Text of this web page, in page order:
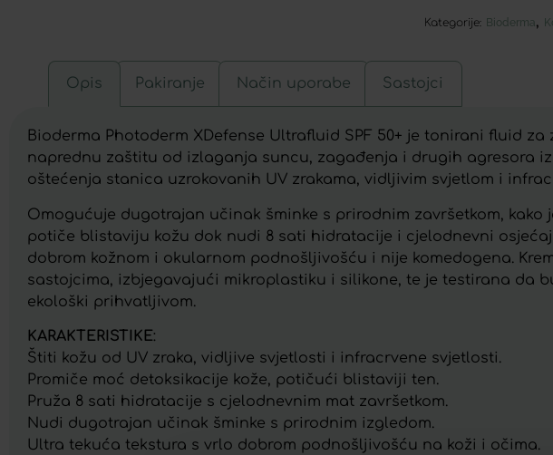
Kategorije: Bioderma,
Opis Pakiranje Način uporabe Sastojci
Bioderma Photoderm XDefense Ultrafluid SPF 50+ je tonirani fluid
naprednu zaštitu od izlaganja suncu, zagađenja i drugih agresora
oštećenja stanica uzrokovanih UV zrakama, vidljivim svjetlom i
Omogućuje dugotrajan učinak šminke s prirodnim završetkom, kako
potiče blistaviju kožu dok nudi 8 sati hidratacije i cjelodnevni
dobrom kožnom i okularnom podnošljivošću i nije komedogena.
sastojcima, izbjegavajući mikroplastiku i silikone, te je testirana da
ekološki prihvatljivom.
KARAKTERISTIKE:
Štiti kožu od UV zraka, vidljive svjetlosti i infracrvene svjetlosti.
Promiče moć detoksikacije kože, potičući blistaviji ten.
Pruža 8 sati hidratacije s cjelodnevnim mat završetkom.
Nudi dugotrajan učinak šminke s prirodnim izgledom.
Ultra tekuća tekstura s vrlo dobrom podnošljivošću na koži i očima.